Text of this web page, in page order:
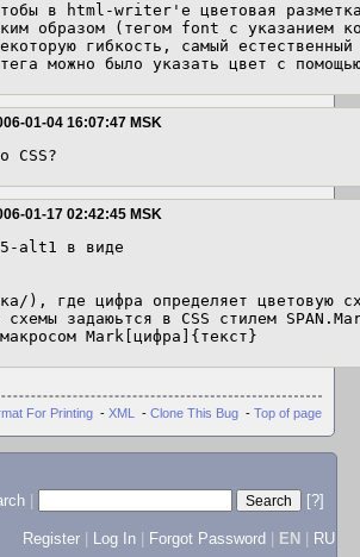
в html-writer'е цветовая
образом (тегом font с указанием
гибкость, самый
можно было указать цвет с
01-04 16:07:47 MSK
CSS?
01-17 02:42:45 MSK
alt1 в виде
), где цифра определяет цветовую
схемы задаюьтся в CSS стилем
Mark[цифра]{текст}
For Printing - XML - Clone This Bug - Top of page
[?]
Register
Log In Forgot Password EN RU